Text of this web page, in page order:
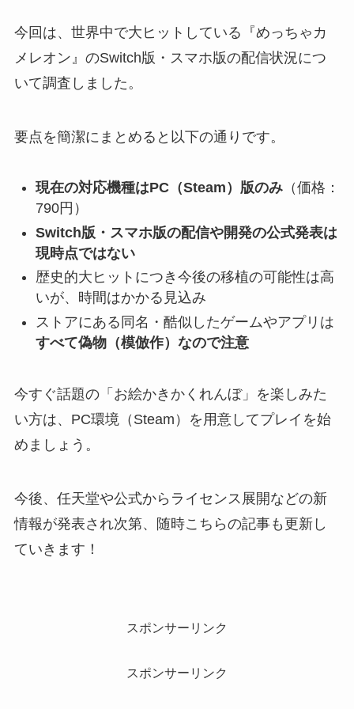
今回は、世界中で大ヒットしている『めっちゃカ
メレオン』のSwitch版・スマホ版の配信状況につ
いて調査しました。
要点を簡潔にまとめると以下の通りです。
現在の対応機種はPC（Steam）版のみ（価格：
790円）
Switch版・スマホ版の配信や開発の公式発表は
現時点ではない
歴史的大ヒットにつき今後の移植の可能性は高
いが、時間はかかる見込み
ストアにある同名・酷似したゲームやアプリは
すべて偽物（模倣作）なので注意
今すぐ話題の「お絵かきかくれんぼ」を楽しみた
い方は、PC環境（Steam）を用意してプレイを始
めましょう。
今後、任天堂や公式からライセンス展開などの新
情報が発表され次第、随時こちらの記事も更新し
ていきます！
スポンサーリンク
スポンサーリンク